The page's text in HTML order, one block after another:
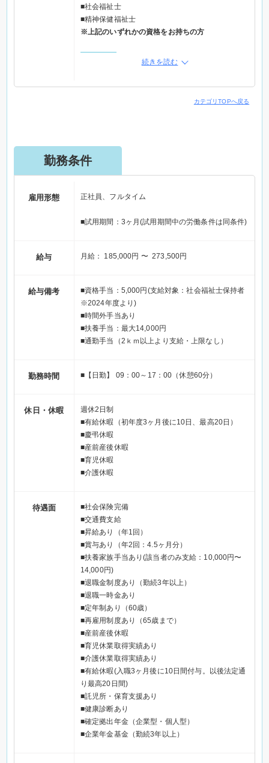
■社会福祉士
■精神保健福祉士
※上記のいずれかの資格をお持ちの方
■チームワークを大切にできる方
続きを読む
カテゴリTOPへ戻る
勤務条件
雇用形態 正社員、フルタイム
■試用期間：3ヶ月(試用期間中の労働条件は同条件)
給与 月給： 185,000円 〜 273,500円
給与備考
■資格手当：5,000円(支給対象：社会福祉士保持者
※2024年度より)
■時間外手当あり
■扶養手当：最大14,000円
■通勤手当（2ｋｍ以上より支給・上限なし）
勤務時間 ■【日勤】 09：00～17：00（休憩60分）
休日・休暇
週休2日制
■有給休暇（初年度3ヶ月後に10日、最高20日）
■慶弔休暇
■産前産後休暇
■育児休暇
■介護休暇
待遇面
■社会保険完備
■交通費支給
■昇給あり（年1回）
■賞与あり（年2回：4.5ヶ月分）
■扶養家族手当あり(該当者のみ支給：10,000円〜
14,000円)
■退職金制度あり（勤続3年以上）
■退職一時金あり
■定年制あり（60歳）
■再雇用制度あり（65歳まで）
■産前産後休暇
■育児休業取得実績あり
■介護休業取得実績あり
■有給休暇(入職3ヶ月後に10日間付与。以後法定通
り最高20日間)
■託児所・保育支援あり
■健康診断あり
■確定拠出年金（企業型・個人型）
■企業年金基金（勤続3年以上）